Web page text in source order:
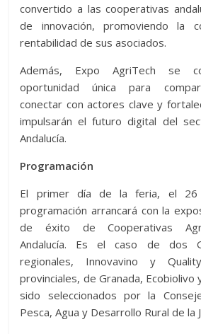
convertido a las cooperativas
de innovación, promoviendo la
rentabilidad de sus asociados.
Además, Expo AgriTech se
oportunidad única para
conectar con actores clave y
impulsarán el futuro digital del
Andalucía.
Programación
El primer día de la feria, el 26
programación arrancará con la
de éxito de Cooperativas
Andalucía. Es el caso de dos
regionales, Innovavino y
provinciales, de Granada, Ecobiolivo
sido seleccionados por la
Pesca, Agua y Desarrollo Rural de la